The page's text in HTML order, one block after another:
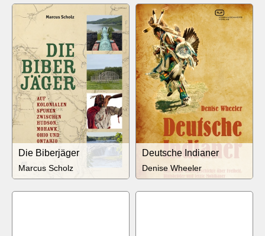
Die Biberjäger
Marcus Scholz
Deutsche Indianer
Denise Wheeler